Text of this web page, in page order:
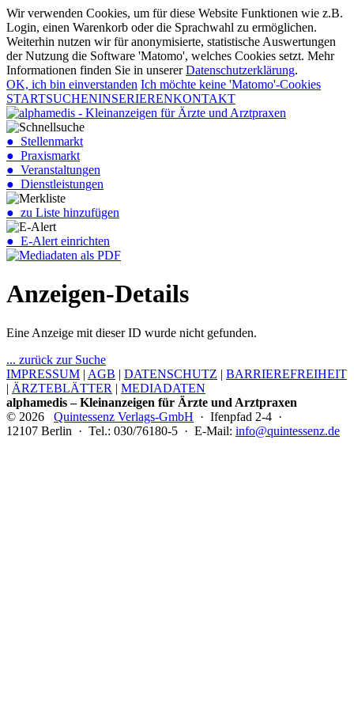
Wir verwenden Cookies, um für diese Website Funktionen wie z.B.
Login, einen Warenkorb oder die Sprachwahl zu ermöglichen.
Weiterhin nutzen wir für anonymisierte, statistische Auswertungen
der Nutzung die Software 'Matomo', welches Cookies setzt. Mehr
Informationen finden Sie in unsererDatenschutzerklärung.
OK, ich bin einverstanden Ich möchte keine 'Matomo'-Cookies
STARTSUCHENINSERIERENKONTAKT
● Stellenmarkt
● Praxismarkt
● Veranstaltungen
● Dienstleistungen
● zu Liste hinzufügen
● E-Alert einrichten
Anzeigen-Details
Eine Anzeige mit dieser ID wurde nicht gefunden.
... zurück zur Suche
IMPRESSUM | AGB | DATENSCHUTZ | BARRIEREFREIHEIT
| ÄRZTEBLÄTTER | MEDIADATEN
alphamedis – Kleinanzeigen für Ärzte und Arztpraxen
© 2026 Quintessenz Verlags-GmbH · Ifenpfad 2-4 ·
12107 Berlin · Tel.: 030/76180-5 · E-Mail: info@quintessenz.de